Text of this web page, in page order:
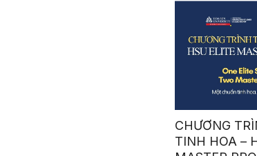
CHƯƠNG
TINH HOA –